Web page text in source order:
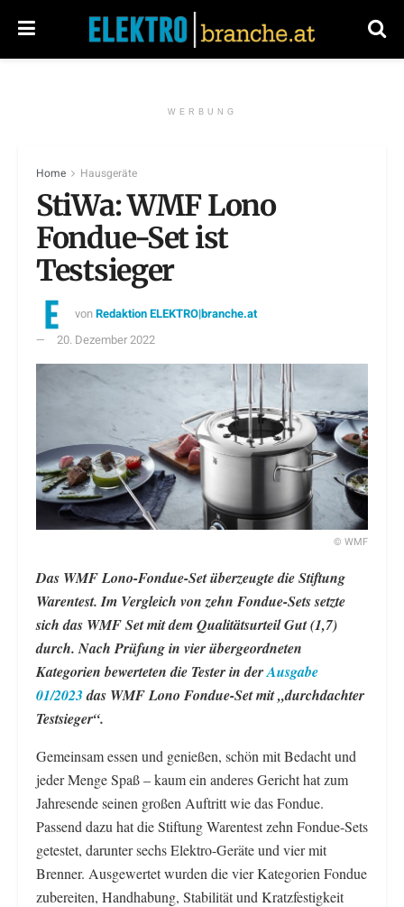
WERBUNG
Home Hausgeräte
StiWa: WMF Lono
Fondue-Set ist
Testsieger
vonRedaktion ELEKTRO|branche.at
20. Dezember 2022
© WMF
Das WMF Lono-Fondue-Set überzeugte die Stiftung
Warentest. Im Vergleich von zehn Fondue-Sets setzte
sich das WMF Set mit dem Qualitätsurteil Gut (1,7)
durch. Nach Prüfung in vier übergeordneten
Kategorien bewerteten die Tester in derAusgabe
01/2023das WMF Lono Fondue-Set mit „durchdachter
Testsieger“.
Gemeinsam essen und genießen, schön mit Bedacht und
jeder Menge Spaß – kaum ein anderes Gericht hat zum
Jahresende seinen großen Auftritt wie das Fondue.
Passend dazu hat die Stiftung Warentest zehn Fondue-Sets
getestet, darunter sechs Elektro-Geräte und vier mit
Brenner. Ausgewertet wurden die vier Kategorien Fondue
zubereiten, Handhabung, Stabilität und Kratzfestigkeit